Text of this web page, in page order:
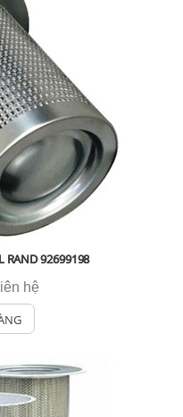
RAND 92699198
hệ